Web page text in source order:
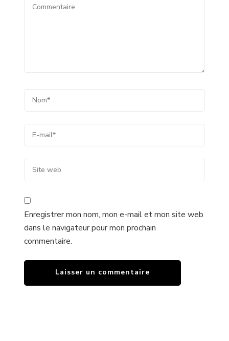
Enregistrer mon nom, mon e-mail et mon site web
dans le navigateur pour mon prochain
commentaire.